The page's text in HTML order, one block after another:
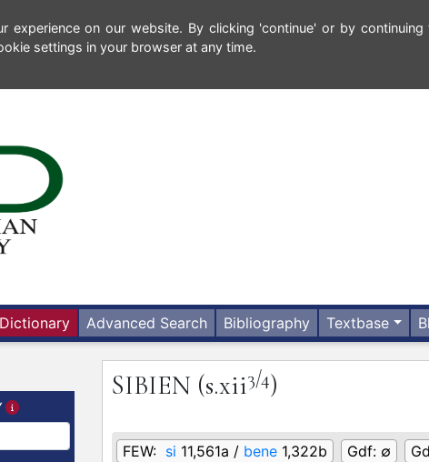
experience on our website. By clicking 'continue' or by
settings in your browser at any time.
Dictionary Advanced Search Bibliography Textbase
SIBIEN (s.xii3/4)
FEW: si 11,561a / bene 1,322b Gdf: ∅